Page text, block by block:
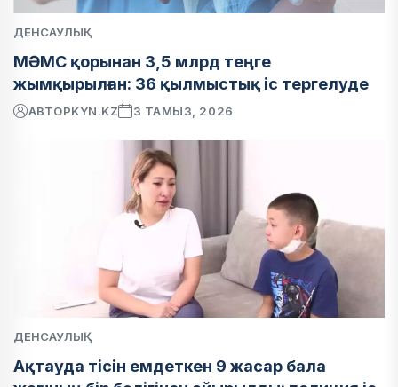
ДЕНСАУЛЫҚ
МӘМС қорынан 3,5 млрд теңге
жымқырылған: 36 қылмыстық іс тергелуде
АВТОРKYN.KZ 3 ТАМЫЗ, 2026
ДЕНСАУЛЫҚ
Ақтауда тісін емдеткен 9 жасар бала